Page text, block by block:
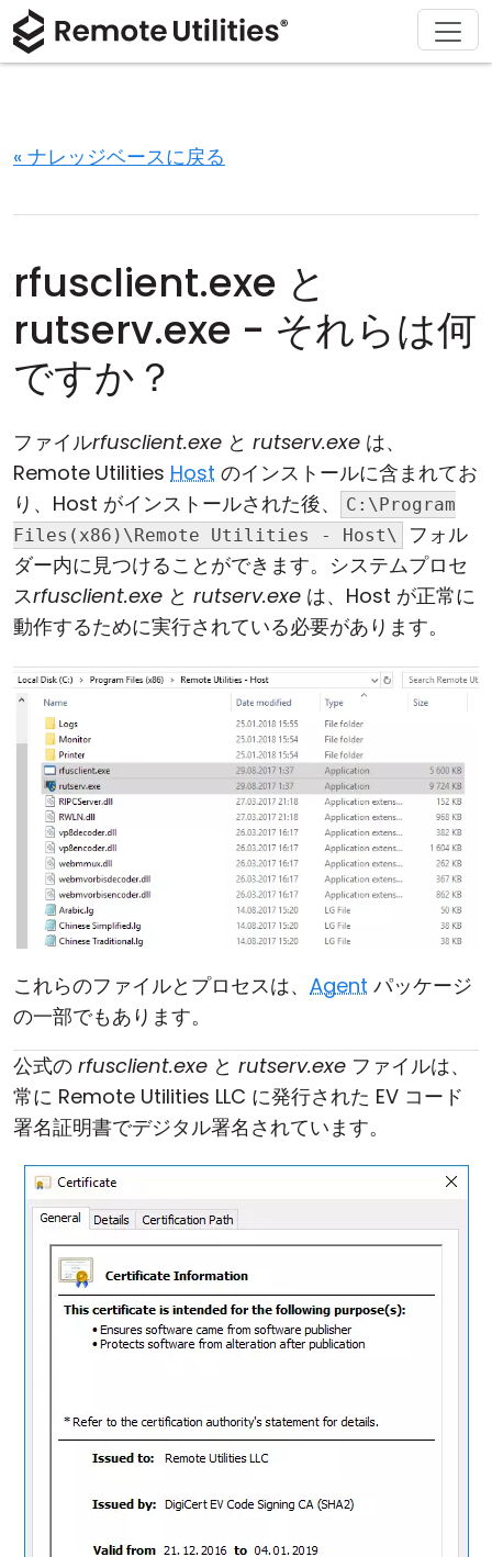
« ナレッジベースに戻る
rfusclient.exe と
rutserv.exe - それらは何
ですか？
ファイルrfusclient.exe と rutserv.exe は、
Remote Utilities Host のインストールに含まれてお
り、Host がインストールされた後、
C:\Program
Files(x86)\Remote Utilities - Host\
フォル
ダー内に見つけることができます。システムプロセ
スrfusclient.exe と rutserv.exe は、Host が正常に
動作するために実行されている必要があります。
これらのファイルとプロセスは、 Agent パッケージ
の一部でもあります。
公式の rfusclient.exe と rutserv.exe ファイルは、
常に Remote Utilities LLC に発行された EV コード
署名証明書でデジタル署名されています。
製品
接続モード
無人アクセス
MSI 設定
クラウド＆オンプレミス
ソリューション
情報技術
ダウンロード
購入
サポート
会社概要